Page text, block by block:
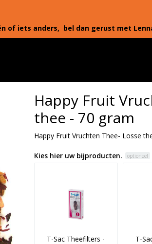
of iets anders, bel dan gerust met
Happy Fruit
thee - 70 gram
Happy Fruit Vruchten Thee- Losse
Kies hier uw bijproducten. optioneel
T-Sac Theefilters -
T-